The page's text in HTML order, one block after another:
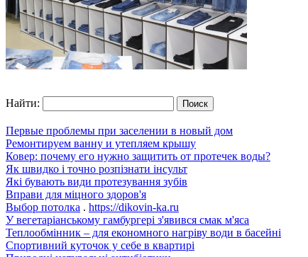
Найти:
Первые проблемы при заселении в новый дом
Ремонтируем ванну и утепляем крышу
Ковер: почему его нужно защитить от протечек воды?
Як швидко і точно розпізнати інсульт
Які бувають види протезування зубів
Вправи для міцного здоров'я
Выбор потолка . https://dikovin-ka.ru
У вегетаріанському гамбургері з'явився смак м'яса
Теплообмінник – для економного нагріву води в басейні
Спортивний куточок у себе в квартирі